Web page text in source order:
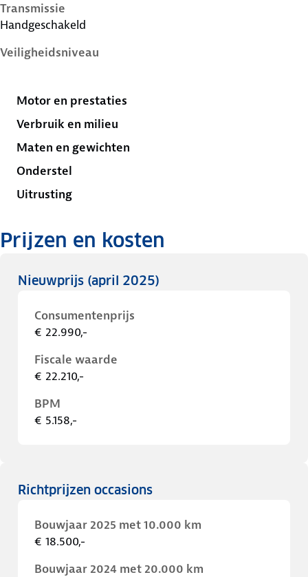
Transmissie
Handgeschakeld
Veiligheidsniveau
Motor en prestaties
Verbruik en milieu
Maten en gewichten
Onderstel
Uitrusting
Prijzen en kosten
Nieuwprijs (april 2025)
Consumentenprijs
€ 22.990,-
Fiscale waarde
€ 22.210,-
BPM
€ 5.158,-
Richtprijzen occasions
Bouwjaar 2025 met 10.000 km
€ 18.500,-
Bouwjaar 2024 met 20.000 km